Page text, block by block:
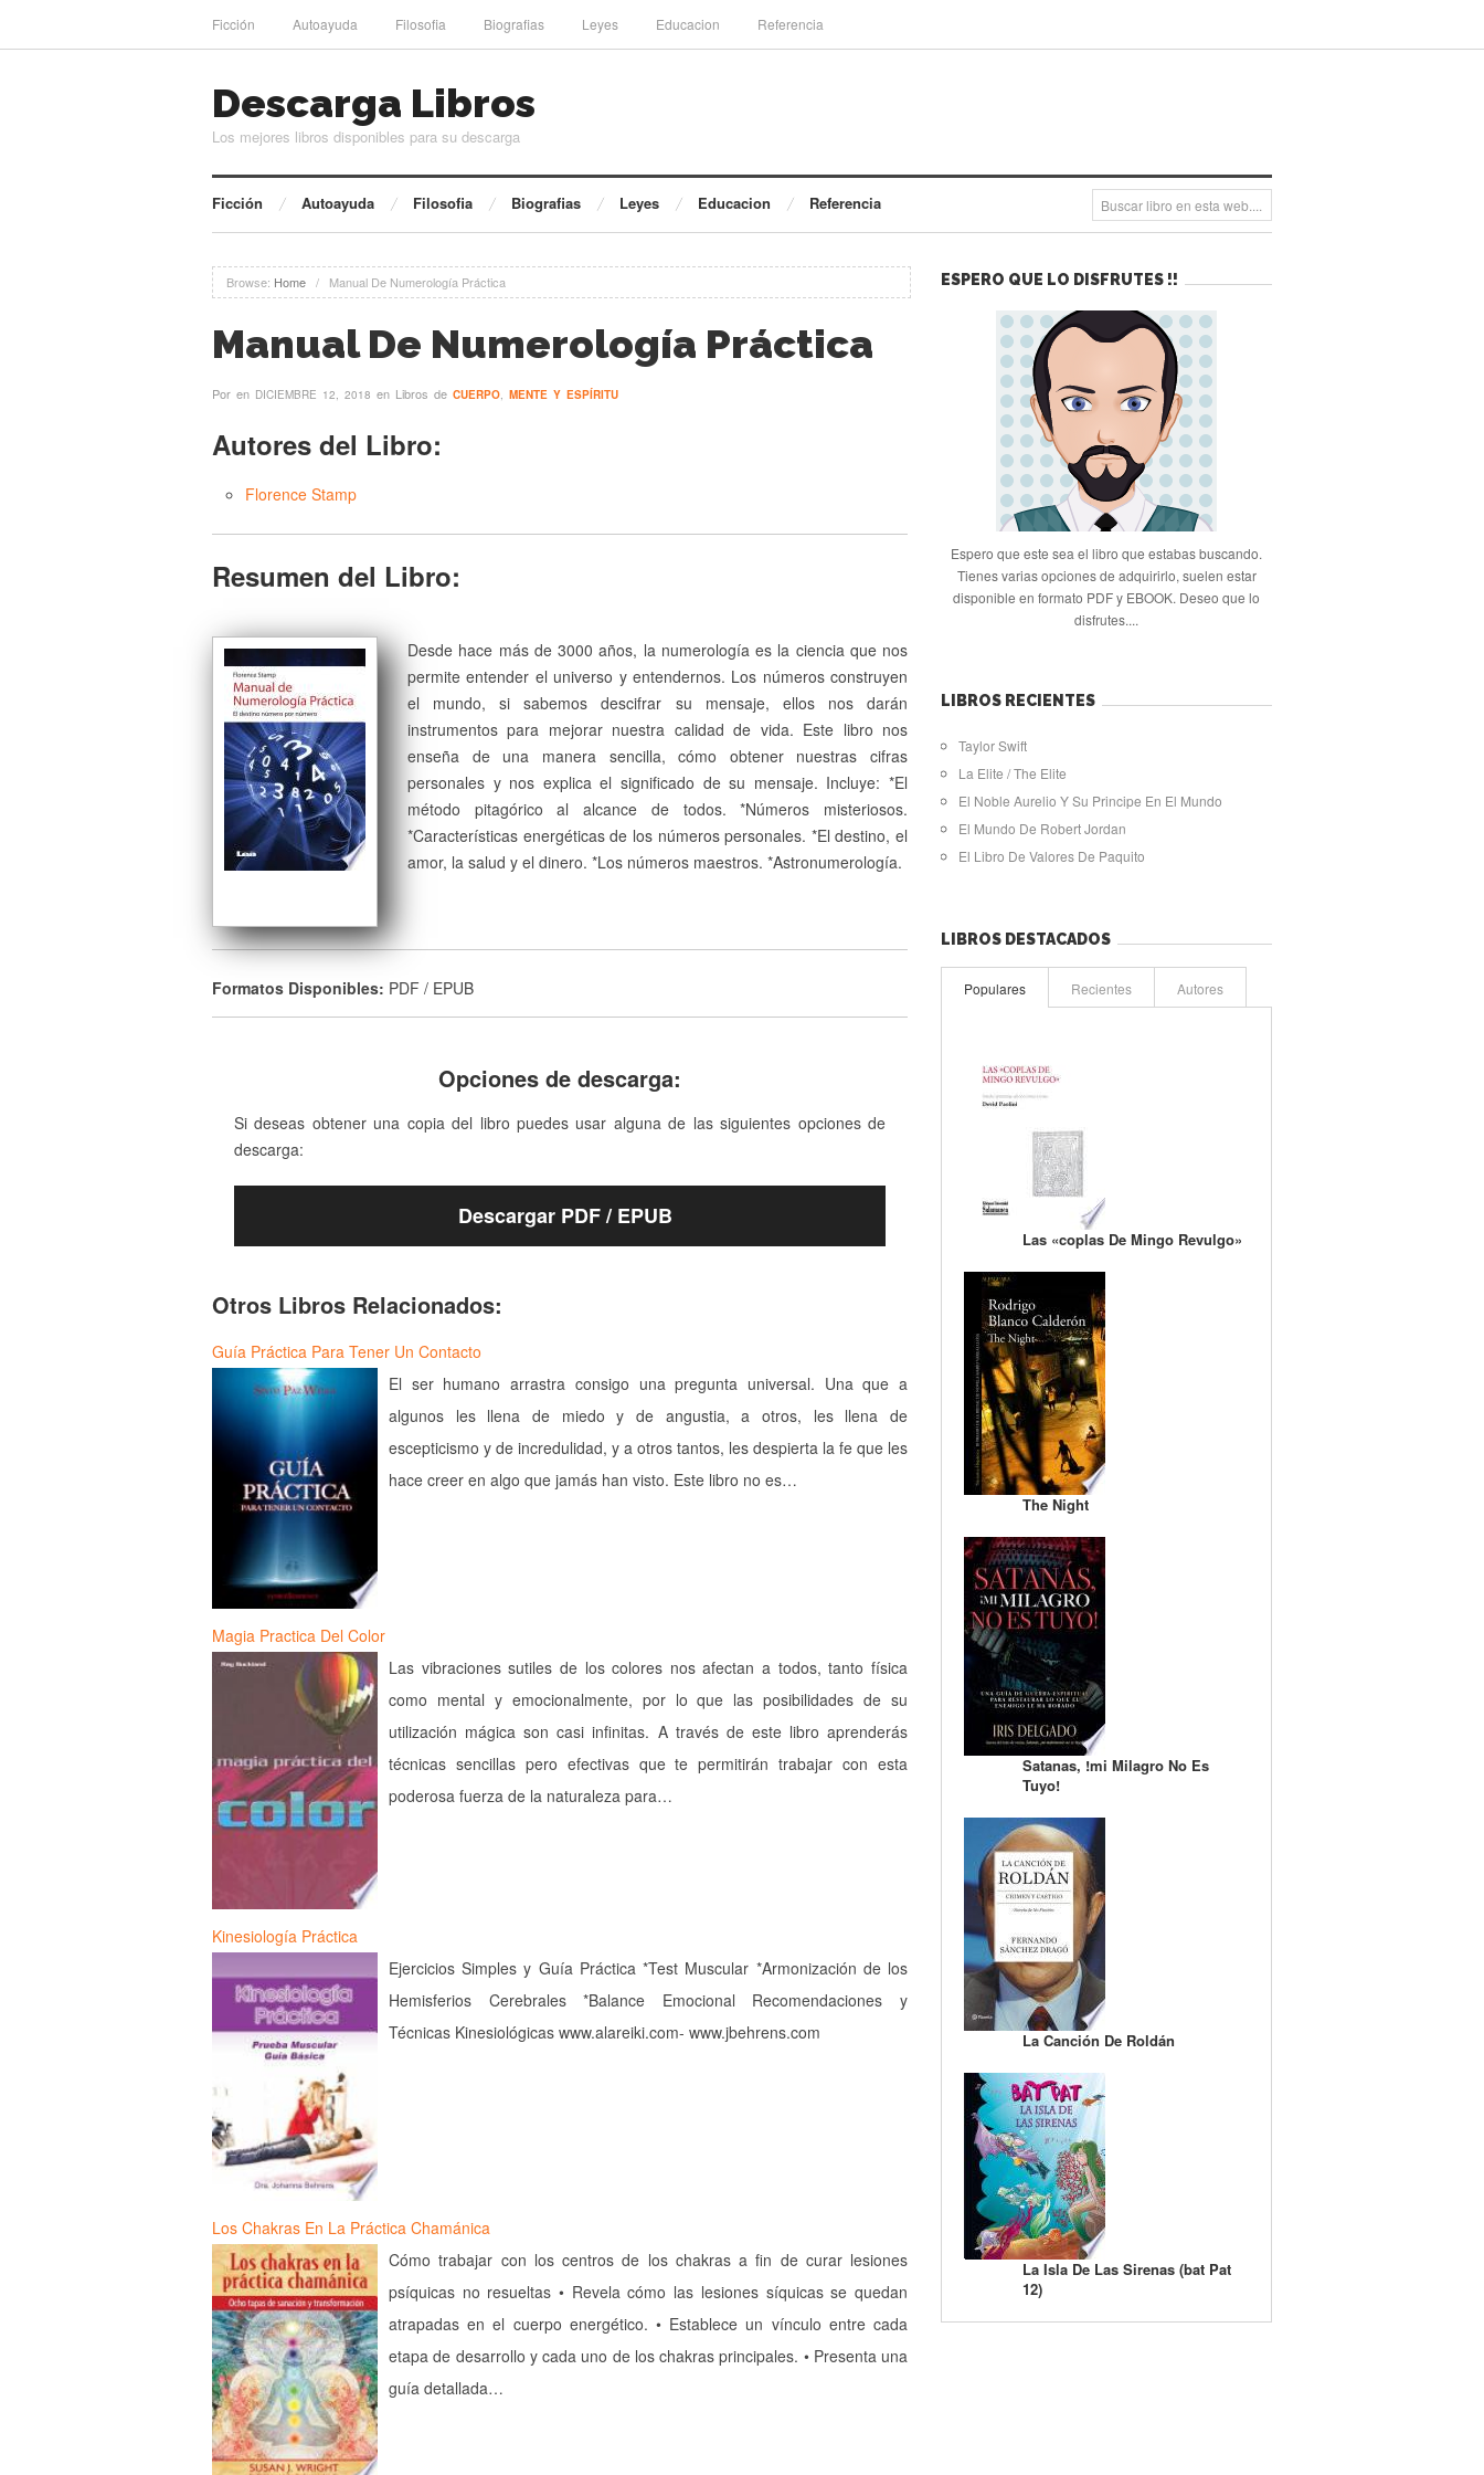
Ficción Autoayuda Filosofia Biografias Leyes Educacion Referencia
Descarga Libros
Los mejores libros disponibles para su descarga
Ficción Autoayuda Filosofia Biografias Leyes Educacion Referencia
Browse: Home / Manual De Numerología Práctica
Manual De Numerología Práctica
Por en DICIEMBRE 12, 2018 en Libros de CUERPO, MENTE Y ESPÍRITU
Autores del Libro:
Florence Stamp
Resumen del Libro:
Desde hace más de 3000 años, la numerología es la ciencia que nos
permite entender el universo y entendernos. Los números construyen
el mundo, si sabemos descifrar su mensaje, ellos nos darán
instrumentos para mejorar nuestra calidad de vida. Este libro nos
enseña de una manera sencilla, cómo obtener nuestras cifras
personales y nos explica el significado de su mensaje. Incluye: *El
método pitagórico al alcance de todos. *Números misteriosos.
*Características energéticas de los números personales. *El destino, el
amor, la salud y el dinero. *Los números maestros. *Astronumerología.
Formatos Disponibles: PDF / EPUB
Opciones de descarga:
Si deseas obtener una copia del libro puedes usar alguna de las siguientes opciones de
descarga:
Descargar PDF / EPUB
Otros Libros Relacionados:
Guía Práctica Para Tener Un Contacto
El ser humano arrastra consigo una pregunta universal. Una que a
algunos les llena de miedo y de angustia, a otros, les llena de
escepticismo y de incredulidad, y a otros tantos, les despierta la fe que les
hace creer en algo que jamás han visto. Este libro no es…
Magia Practica Del Color
Las vibraciones sutiles de los colores nos afectan a todos, tanto física
como mental y emocionalmente, por lo que las posibilidades de su
utilización mágica son casi infinitas. A través de este libro aprenderás
técnicas sencillas pero efectivas que te permitirán trabajar con esta
poderosa fuerza de la naturaleza para…
Kinesiología Práctica
Ejercicios Simples y Guía Práctica *Test Muscular *Armonización de los
Hemisferios Cerebrales *Balance Emocional Recomendaciones y
Técnicas Kinesiológicas www.alareiki.com- www.jbehrens.com
Los Chakras En La Práctica Chamánica
Cómo trabajar con los centros de los chakras a fin de curar lesiones
psíquicas no resueltas • Revela cómo las lesiones síquicas se quedan
atrapadas en el cuerpo energético. • Establece un vínculo entre cada
etapa de desarrollo y cada uno de los chakras principales. • Presenta una
guía detallada…
ESPERO QUE LO DISFRUTES !!
Espero que este sea el libro que estabas buscando.
Tienes varias opciones de adquirirlo, suelen estar
disponible en formato PDF y EBOOK. Deseo que lo
disfrutes....
LIBROS RECIENTES
Taylor Swift
La Elite / The Elite
El Noble Aurelio Y Su Principe En El Mundo
El Mundo De Robert Jordan
El Libro De Valores De Paquito
LIBROS DESTACADOS
Populares Recientes Autores
Las «coplas De Mingo Revulgo»
The Night
Satanas, !mi Milagro No Es
Tuyo!
La Canción De Roldán
La Isla De Las Sirenas (bat Pat
12)